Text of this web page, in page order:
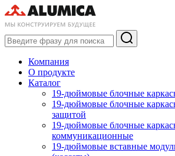
Компания
О продукте
Каталог
19-дюймовые блочные
19-дюймовые блочные
защитой
19-дюймовые блочные
коммуникационные
19-дюймовые вставные